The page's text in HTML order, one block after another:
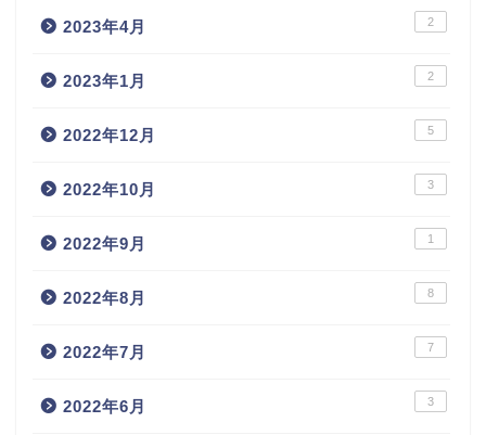
2023年4月 2
2023年1月 2
2022年12月 5
2022年10月 3
2022年9月 1
2022年8月 8
2022年7月 7
2022年6月 3